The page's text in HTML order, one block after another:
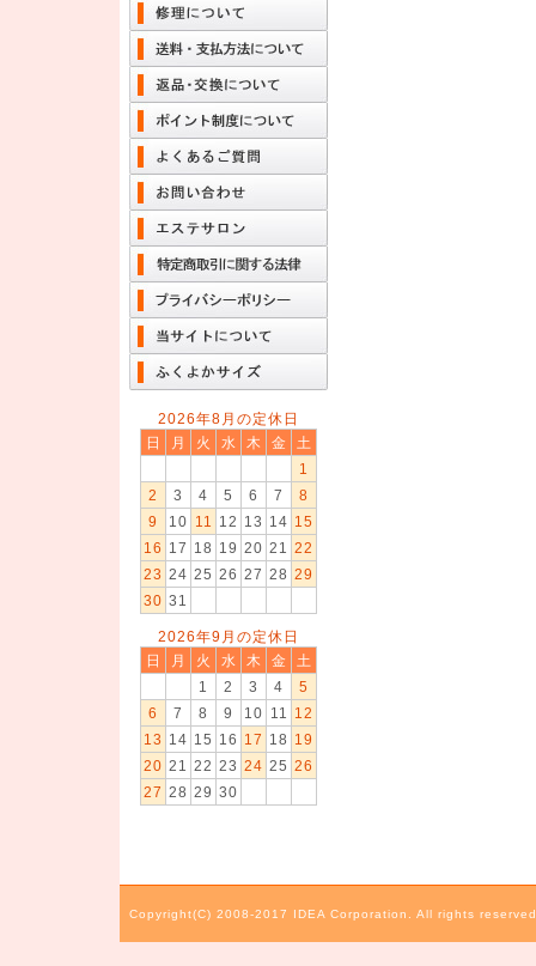
2026年8月の定休日
日
月 火 水 木 金
土
1
2
3 4 5 6 7
8
9
10 11 12 13 14 15
16
17 18 19 20 21
22
23 24 25 26 27 28 29
30 31
2026年9月の定休日
日
月 火 水 木 金
土
1
2 3 4
5
6
7 8 9 10 11
12
13
14 15 16 17 18
19
20 21 22 23 24 25 26
27 28 29 30
Copyright(C) 2008-2017 IDEA Corporation. All rights